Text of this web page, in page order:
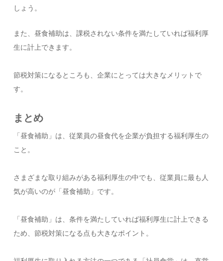
しょう。
また、昼食補助は、課税されない条件を満たしていれば福利厚
生に計上できます。
節税対策になるところも、企業にとっては大きなメリットで
す。
まとめ
「昼食補助」は、従業員の昼食代を企業が負担する福利厚生の
こと。
さまざまな取り組みがある福利厚生の中でも、従業員に最も人
気が高いのが「昼食補助」です。
「昼食補助」は、条件を満たしていれば福利厚生に計上できる
ため、節税対策になる点も大きなポイント。